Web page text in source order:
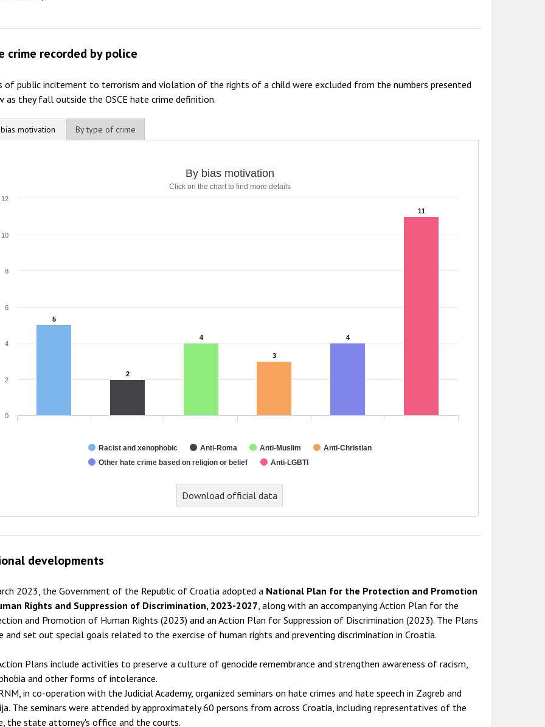
2009
crime recorded by police
of public incitement to terrorism and violation of the rights of a child were excluded from the numbers presented
as they fall outside the OSCE hate crime definition.
motivation By type of crime
Click on the chart to find more details
By bias motivation
Click on the chart to find more details
5
5
2
2
4
4
3
3
4
4
11
11
Racist and xenophobic Anti-Roma Anti-Muslim
Anti-Christian
Other hate crime based on religion or belief
Anti-LGBTI
0
2
4
6
8
10
12
Download official data
developments
2023, the Government of the Republic of Croatia adopted a National Plan for the Protection and Promotion
Rights and Suppression of Discrimination, 2023-2027, along with an accompanying Action Plan for the
and Promotion of Human Rights (2023) and an Action Plan for Suppression of Discrimination (2023). The Plans
and set out special goals related to the exercise of human rights and preventing discrimination in Croatia.
Plans include activities to preserve a culture of genocide remembrance and strengthen awareness of racism,
and other forms of intolerance.
in co-operation with the Judicial Academy, organized seminars on hate crimes and hate speech in Zagreb and
The seminars were attended by approximately 60 persons from across Croatia, including representatives of the
the state attorney's office and the courts.